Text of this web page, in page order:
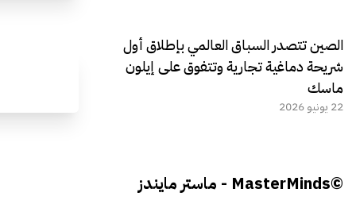
الصين تتصدر السباق العالمي بإطلاق أول
شريحة دماغية تجارية وتتفوق على إيلون
ماسك
22 يونيو 2026
©MasterMinds - ماستر مايندز